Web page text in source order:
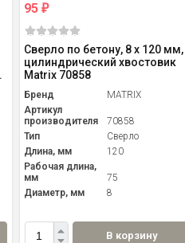
95₽
Сверло по бетону, 8 х 120 мм,
цилиндрический хвостовик
Matrix 70858
Бренд
MATRIX
Артикул
производителя
70858
Тип
Сверло
Длина, мм
120
Рабочая длина,
мм
75
Диаметр, мм
8
В корзину